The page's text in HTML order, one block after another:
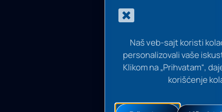
Naš veb-sajt koristi
personalizovali vaše
Klikom na „Prihvatam“,
korišćenje